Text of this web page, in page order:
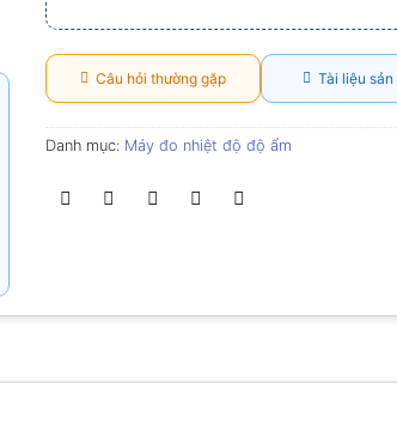
Câu hỏi thường gặp Tài liệu sản
Danh mục: Máy đo nhiệt độ độ ẩm